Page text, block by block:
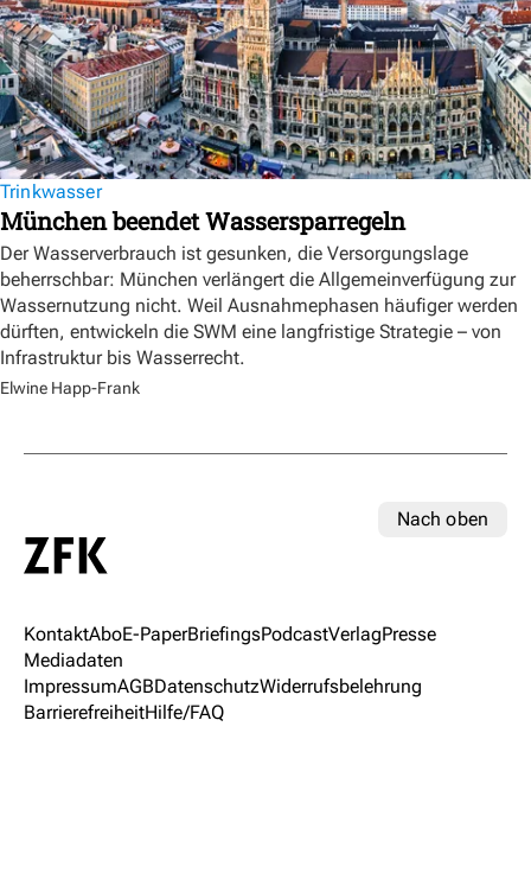
Trinkwasser
München beendet Wassersparregeln
Der Wasserverbrauch ist gesunken, die Versorgungslage
beherrschbar: München verlängert die Allgemeinverfügung zur
Wassernutzung nicht. Weil Ausnahmephasen häufiger werden
dürften, entwickeln die SWM eine langfristige Strategie – von
Infrastruktur bis Wasserrecht.
Elwine Happ-Frank
Nach oben
KontaktAboE-PaperBriefingsPodcastVerlagPresse
Mediadaten
ImpressumAGBDatenschutzWiderrufsbelehrung
BarrierefreiheitHilfe/FAQ